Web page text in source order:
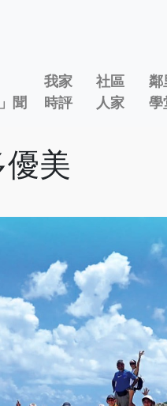
聞
我家
時評
社區
人家
鄰
學
美